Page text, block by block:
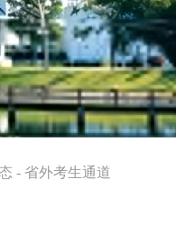
- 省外考生通道